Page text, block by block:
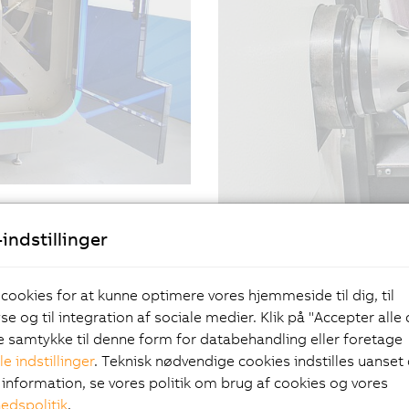
emballage, er
nye
løsning
gennem linjen.
An economical
Dieter Burri went into
machines, he relies on
#Automation
indstillinger
for at kunne optimere vores hjemmeside til dig, til
og til integration af sociale medier. Klik på "Accepter alle
samtykke til denne form for databehandling eller foretage
indstillinger. Teknisk nødvendige cookies indstilles uanset
se vores politik om brug af cookies og vores
.